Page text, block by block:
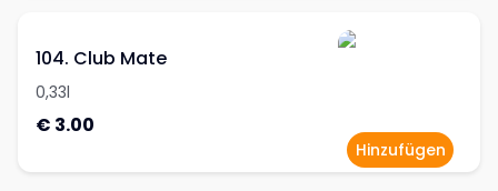
104. Club Mate
0,33l
€ 3.00
Hinzufügen